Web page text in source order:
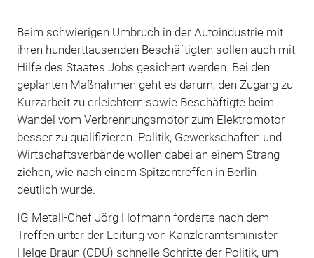
Beim schwierigen Umbruch in der Autoindustrie mit
ihren hunderttausenden Beschäftigten sollen auch mit
Hilfe des Staates Jobs gesichert werden. Bei den
geplanten Maßnahmen geht es darum, den Zugang zu
Kurzarbeit zu erleichtern sowie Beschäftigte beim
Wandel vom Verbrennungsmotor zum Elektromotor
besser zu qualifizieren. Politik, Gewerkschaften und
Wirtschaftsverbände wollen dabei an einem Strang
ziehen, wie nach einem Spitzentreffen in Berlin
deutlich wurde.
IG Metall-Chef Jörg Hofmann forderte nach dem
Treffen unter der Leitung von Kanzleramtsminister
Helge Braun (CDU) schnelle Schritte der Politik, um